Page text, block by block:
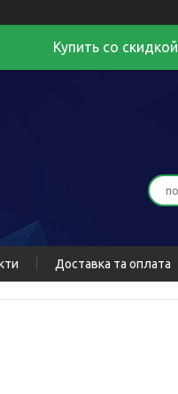
Купить со скидкой
Доставка та оплата